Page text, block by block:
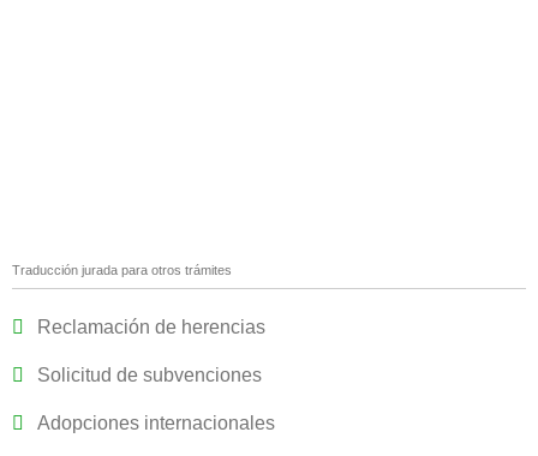
Traducción jurada para otros trámites
Reclamación de herencias
Solicitud de subvenciones
Adopciones internacionales